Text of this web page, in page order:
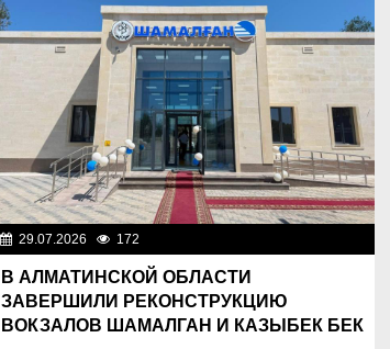
29.07.2026 172
В АЛМАТИНСКОЙ ОБЛАСТИ
ЗАВЕРШИЛИ РЕКОНСТРУКЦИЮ
ВОКЗАЛОВ ШАМАЛГАН И КАЗЫБЕК БЕК